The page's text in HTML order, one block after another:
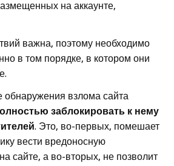
на аккаунте,
важна, поэтому необходимо
в том порядке, в котором они
обнаружения взлома сайта
заблокировать к нему
. Это, во-первых, помешает
вести вредоносную
сайте, а во-вторых, не позволит